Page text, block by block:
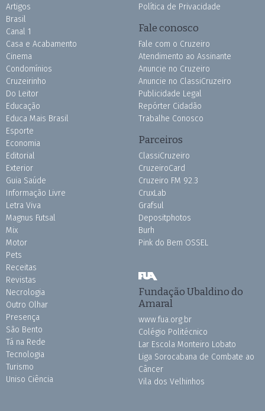
Artigos
Brasil
Canal 1
Casa e Acabamento
Cinema
Condomínios
Cruzeirinho
Do Leitor
Educação
Educa Mais Brasil
Esporte
Economia
Editorial
Exterior
Guia Saúde
Informação Livre
Letra Viva
Magnus Futsal
Mix
Motor
Pets
Receitas
Revistas
Necrologia
Outro Olhar
Presença
São Bento
Tá na Rede
Tecnologia
Turismo
Uniso Ciência
Política de Privacidade
Fale conosco
Fale com o Cruzeiro
Atendimento ao Assinante
Anuncie no Cruzeiro
Anuncie no ClassiCruzeiro
Publicidade Legal
Repórter Cidadão
Trabalhe Conosco
Parceiros
ClassiCruzeiro
CruzeiroCard
Cruzeiro FM 92.3
CruxLab
Grafsul
Depositphotos
Burh
Pink do Bem OSSEL
Fundação Ubaldino do
Amaral
www.fua.org.br
Colégio Politécnico
Lar Escola Monteiro Lobato
Liga Sorocabana de Combate ao
Câncer
Vila dos Velhinhos